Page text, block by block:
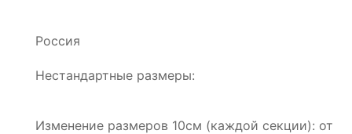
Россия
Нестандартные размеры:
Изменение размеров 10см (каждой секции): от